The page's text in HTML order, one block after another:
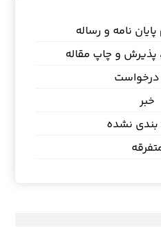
نامه و رساله
و چاپ مقاله
خبر
نشده